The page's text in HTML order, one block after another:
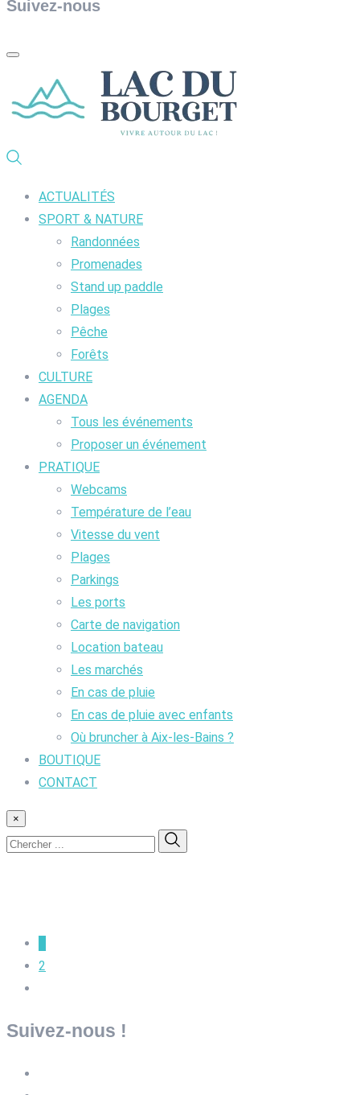
Suivez-nous
ACTUALITÉS
SPORT & NATURE
Randonnées
Promenades
Stand up paddle
Plages
Pêche
Forêts
CULTURE
AGENDA
Tous les événements
Proposer un événement
PRATIQUE
Webcams
Température de l’eau
Vitesse du vent
Plages
Parkings
Les ports
Carte de navigation
Location bateau
Les marchés
En cas de pluie
En cas de pluie avec enfants
Où bruncher à Aix-les-Bains ?
BOUTIQUE
CONTACT
×
2
Suivez-nous !